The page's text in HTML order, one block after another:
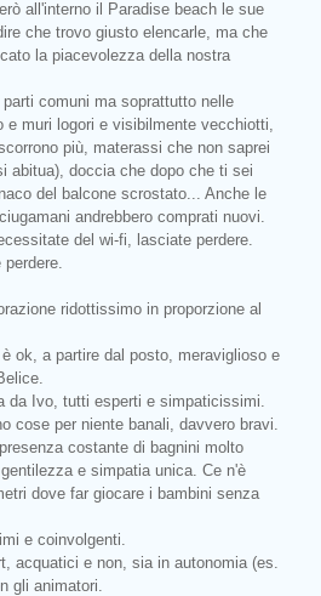
all'interno il Paradise beach le sue
che trovo giusto elencarle, ma che
la piacevolezza della nostra
parti comuni ma soprattutto nelle
muri logori e visibilmente vecchiotti,
più, materassi che non saprei
abitua), doccia che dopo che ti sei
del balcone scrostato... Anche le
andrebbero comprati nuovi.
del wi-fi, lasciate perdere.
ridottissimo in proporzione al
ok, a partire dal posto, meraviglioso e
da Ivo, tutti esperti e simpaticissimi.
cose per niente banali, davvero bravi.
costante di bagnini molto
e simpatia unica. Ce n'è
dove far giocare i bambini senza
e coinvolgenti.
acquatici e non, sia in autonomia (es.
gli animatori.